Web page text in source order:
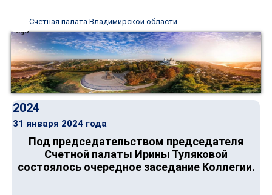
Счетная палата Владимирской области
2024
31 января 2024 года
Под председательством председателя
Счетной палаты Ирины Туляковой
состоялось очередное заседание Коллегии.